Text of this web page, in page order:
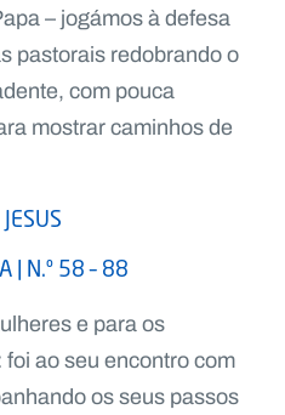
– jogámos à defesa
pastorais redobrando o
com pouca
mostrar caminhos de
| N.º 58 – 88
e para os
ao seu encontro com
os seus passos